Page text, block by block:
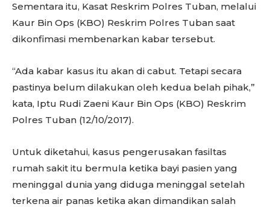
Sementara itu, Kasat Reskrim Polres Tuban, melalui
Kaur Bin Ops (KBO) Reskrim Polres Tuban saat
dikonfimasi membenarkan kabar tersebut.
“Ada kabar kasus itu akan di cabut. Tetapi secara
pastinya belum dilakukan oleh kedua belah pihak,”
kata, Iptu Rudi Zaeni Kaur Bin Ops (KBO) Reskrim
Polres Tuban (12/10/2017).
Untuk diketahui, kasus pengerusakan fasiltas
rumah sakit itu bermula ketika bayi pasien yang
meninggal dunia yang diduga meninggal setelah
terkena air panas ketika akan dimandikan salah